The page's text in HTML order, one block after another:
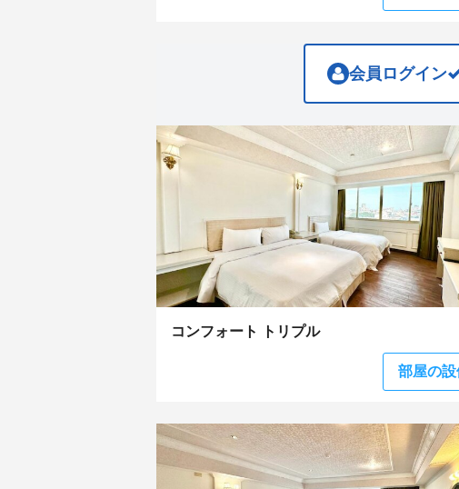
shortcuts
for
changing
会員ログイン
コンフォート トリプル
部屋の設